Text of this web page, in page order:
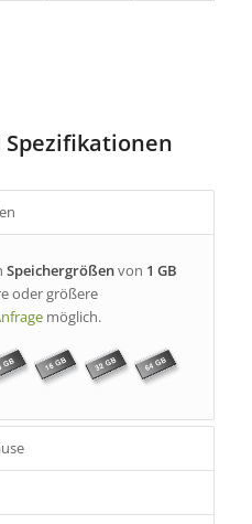
Speichergrößenvon 1 GB
oder größere
möglich.